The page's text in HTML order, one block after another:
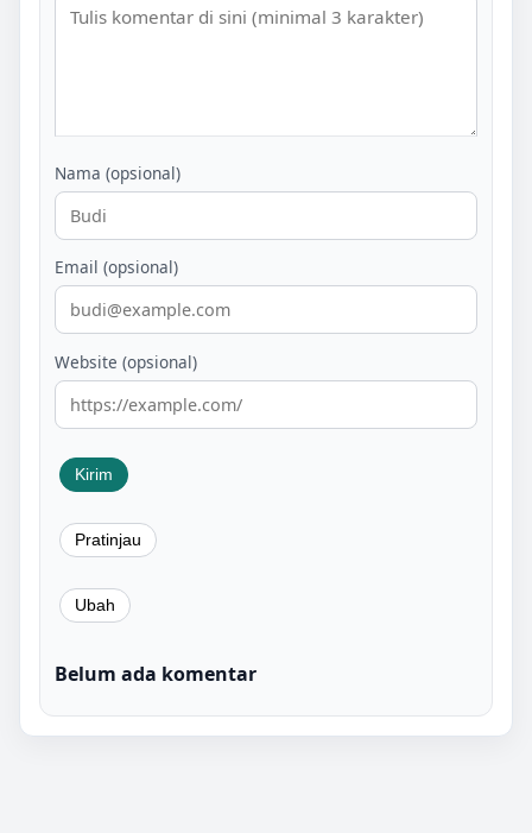
Nama (opsional)
Email (opsional)
Website (opsional)
Belum ada komentar